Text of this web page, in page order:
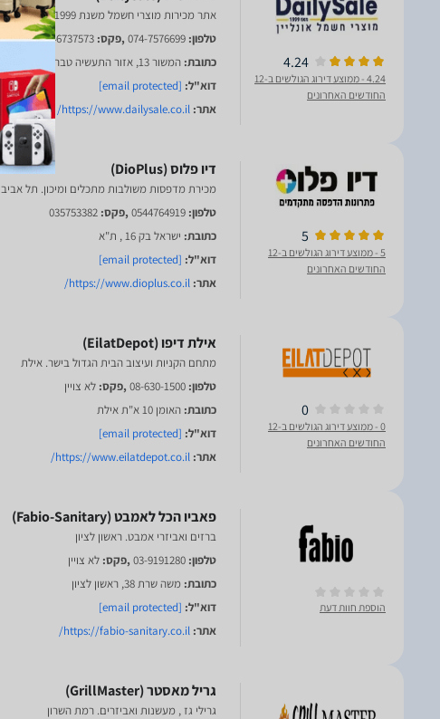
4.24
4.24
- ממוצע דירוג הגולשים ב-12
החודשים האחרונים
אתר מכירות מוצרי חשמל משנת 1999. טבריה
טלפון: 074-7576699,פקס: 046737573
כתובת: המשור 13, אזור התעשיה טבריה עלית
דוא"ל: [email protected]
אתר: https://www.dailysale.co.il/
5
5
- ממוצע דירוג הגולשים ב-12
החודשים האחרונים
מכירת מדפסות משולבות מתכלים ומיכון. תל אביב
טלפון: 0544764919,פקס: 035753382
כתובת: ישראל בק 16 , ת"א
דוא"ל: [email protected]
אתר: https://www.dioplus.co.il/
0
0
- ממוצע דירוג הגולשים ב-12
החודשים האחרונים
מתחם הקניות ועיצוב הבית הגדול בישר. אילת
טלפון: 08-630-1500,פקס: לא צויין
כתובת: האומן 10 א"ת אילת
דוא"ל: [email protected]
אתר: https://www.eilatdepot.co.il/
הוספת חוות דעת
ברזים ואביזרי אמבט. ראשון לציון
טלפון: 03-9191280,פקס: לא צויין
כתובת: משה שרת 38, ראשון לציון
דוא"ל: [email protected]
אתר: https://fabio-sanitary.co.il/
גרילי גז , מעשנות ואביזרים. רמת השרון